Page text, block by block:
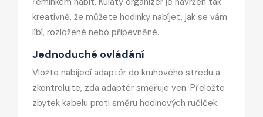
kreativně, že můžete hodinky nabíjet, jak se vám
líbí, rozložené nebo připevněné.
Jednoduché ovládání
Vložte nabíjecí adaptér do kruhového středu a
zkontrolujte, zda adaptér směřuje ven. Přeložte
zbytek kabelu proti směru hodinových ručiček.